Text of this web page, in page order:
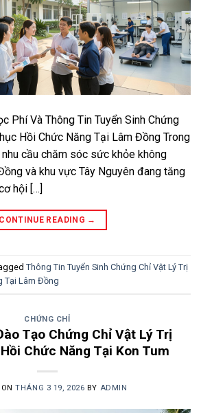
Phí Và Thông Tin Tuyển Sinh Chứng
Hồi Chức Năng Tại Lâm Đồng Trong
cầu chăm sóc sức khỏe không
và khu vực Tây Nguyên đang tăng
hội […]
CONTINUE READING →
Thông Tin Tuyển Sinh Chứng Chỉ Vật Lý Trị
Tại Lâm Đồng
CHỨNG CHỈ
Tạo Chứng Chỉ Vật Lý Trị
Chức Năng Tại Kon Tum
ONTHÁNG 3 19, 2026 BY ADMIN